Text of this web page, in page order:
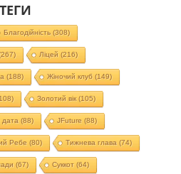
ТЕГИ
Благодійність (308)
Ліцей (216)
(188) Жіночий клуб (149)
Золотий вік(105)
дата (88) JFuture (88)
Ребе (80) Тижнева глава (74)
(67) Суккот (64)